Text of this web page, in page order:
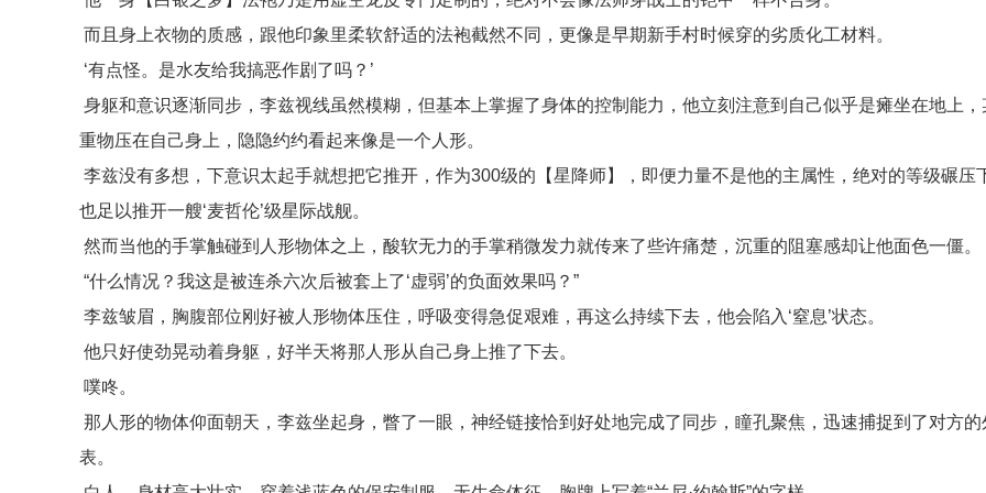
而且身上衣物的质感，跟他印象里柔软舒适的法袍截然不同，更像是早期新手村时候穿的劣质化工材料。
‘有点怪。是水友给我搞恶作剧了吗？’
身躯和意识逐渐同步，李兹视线虽然模糊，但基本上掌握了身体的控制能力，他立刻注意到自己似乎是瘫坐在地上，
重物压在自己身上，隐隐约约看起来像是一个人形。
李兹没有多想，下意识太起手就想把它推开，作为300级的【星降师】，即便力量不是他的主属性，绝对的等级碾压
也足以推开一艘‘麦哲伦’级星际战舰。
然而当他的手掌触碰到人形物体之上，酸软无力的手掌稍微发力就传来了些许痛楚，沉重的阻塞感却让他面色一僵。
“什么情况？我这是被连杀六次后被套上了‘虚弱’的负面效果吗？”
李兹皱眉，胸腹部位刚好被人形物体压住，呼吸变得急促艰难，再这么持续下去，他会陷入‘窒息’状态。
他只好使劲晃动着身躯，好半天将那人形从自己身上推了下去。
噗咚。
那人形的物体仰面朝天，李兹坐起身，瞥了一眼，神经链接恰到好处地完成了同步，瞳孔聚焦，迅速捕捉到了对方的
表。